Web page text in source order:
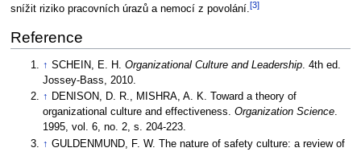
snížit riziko pracovních úrazů a nemocí z povolání.[3]
Reference
↑ SCHEIN, E. H.Organizational Culture and Leadership. 4th ed.
Jossey-Bass, 2010.
↑ DENISON, D. R., MISHRA, A. K. Toward a theory of
organizational culture and effectiveness.Organization Science.
1995, vol. 6, no. 2, s. 204-223.
↑ GULDENMUND, F. W. The nature of safety culture: a review of